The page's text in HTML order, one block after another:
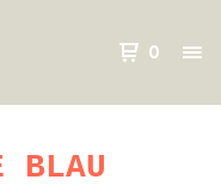
0
BLAU